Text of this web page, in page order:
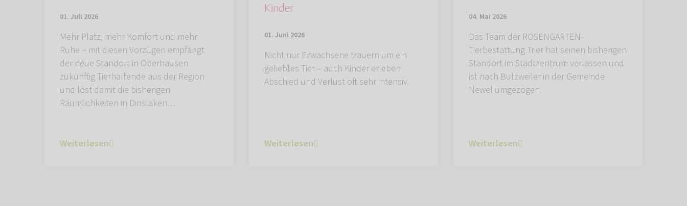
01. Juli 2026
Mehr Platz, mehr Komfort und mehr
Ruhe – mit diesen Vorzügen empfängt
der neue Standort in Oberhausen
zukünftig Tierhaltende aus der Region
und löst damit die bisherigen
Räumlichkeiten in Dinslaken…
Weiterlesen
Kinder
01. Juni 2026
Nicht nur Erwachsene trauern um ein
geliebtes Tier – auch Kinder erleben
Abschied und Verlust oft sehr intensiv.
Weiterlesen
04. Mai 2026
Das Team der ROSENGARTEN-
Tierbestattung Trier hat seinen bisherigen
Standort im Stadtzentrum verlassen und
ist nach Butzweiler in der Gemeinde
Newel umgezogen.
Weiterlesen